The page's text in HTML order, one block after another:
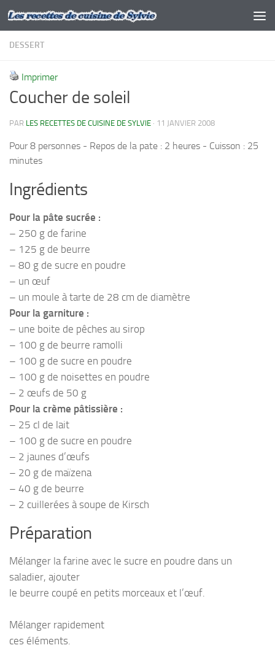
Skip to content
DESSERT
Imprimer
Coucher de soleil
PAR LES RECETTES DE CUISINE DE SYLVIE · 11 JANVIER 2008
Pour 8 personnes - Repos de la pate : 2 heures - Cuisson : 25
minutes
Ingrédients
Pour la pâte sucrée :
– 250 g de farine
– 125 g de beurre
– 80 g de sucre en poudre
– un œuf
– un moule à tarte de 28 cm de diamètre
Pour la garniture :
– une boite de pêches au sirop
– 100 g de beurre ramolli
– 100 g de sucre en poudre
– 100 g de noisettes en poudre
– 2 œufs de 50 g
Pour la crème pâtissière :
– 25 cl de lait
– 100 g de sucre en poudre
– 2 jaunes d’œufs
– 20 g de maïzena
– 40 g de beurre
– 2 cuillerées à soupe de Kirsch
Préparation
Mélanger la farine avec le sucre en poudre dans un
saladier, ajouter
le beurre coupé en petits morceaux et l’œuf.
Mélanger rapidement
ces éléments.